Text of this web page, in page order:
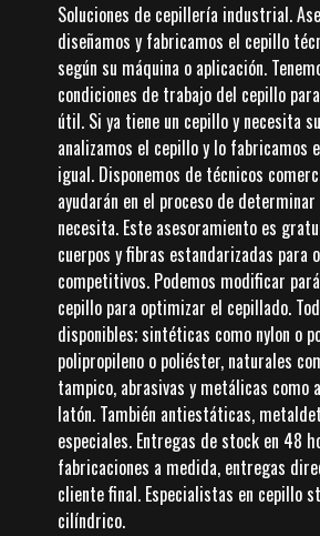
Soluciones de cepillería industrial.
diseñamos y fabricamos el cepillo
según su máquina o aplicación.
condiciones de trabajo del cepillo
útil. Si ya tiene un cepillo y necesita
analizamos el cepillo y lo fabricamos
igual. Disponemos de técnicos
ayudarán en el proceso de
necesita. Este asesoramiento es
cuerpos y fibras estandarizadas para
competitivos. Podemos modificar
cepillo para optimizar el cepillado.
disponibles; sintéticas como nylon o
polipropileno o poliéster, naturales
tampico, abrasivas y metálicas como
latón. También antiestáticas,
especiales. Entregas de stock en 48
fabricaciones a medida, entregas
cliente final. Especialistas en cepillo
cilíndrico.